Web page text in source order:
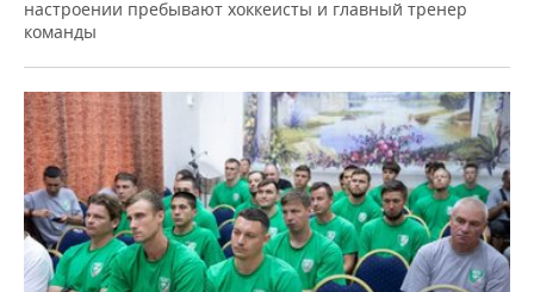
настроении пребывают хоккеисты и главный тренер
команды